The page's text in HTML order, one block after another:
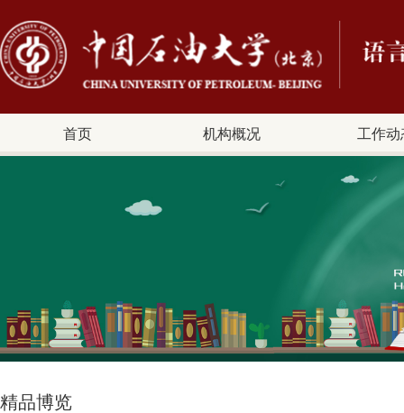
首页 机构概况 工作动
精品博览